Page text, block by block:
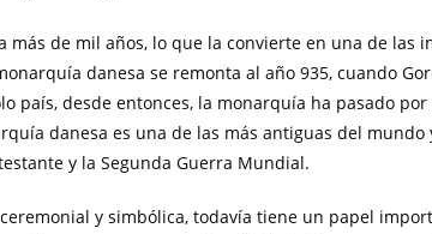
más de mil años, lo que la convierte en una de las
danesa se remonta al año 935, cuando
país, desde entonces, la monarquía ha pasado
danesa es una de las más antiguas del mundo
y la Segunda Guerra Mundial.
y simbólica, todavía tiene un papel